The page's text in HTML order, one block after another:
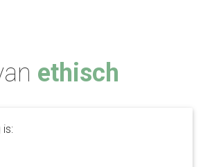
ethisch
is: